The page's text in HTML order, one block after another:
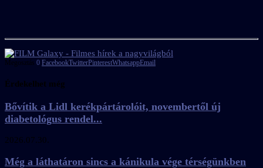
Megosztás 0 FacebookTwitterPinterestWhatsappEmail
Érdekelhet még
Bővítik a Lidl kerékpártárolóit, novembertől új
diabetológus rendel...
2026.07.30.
Még a láthatáron sincs a kánikula vége térségünkben